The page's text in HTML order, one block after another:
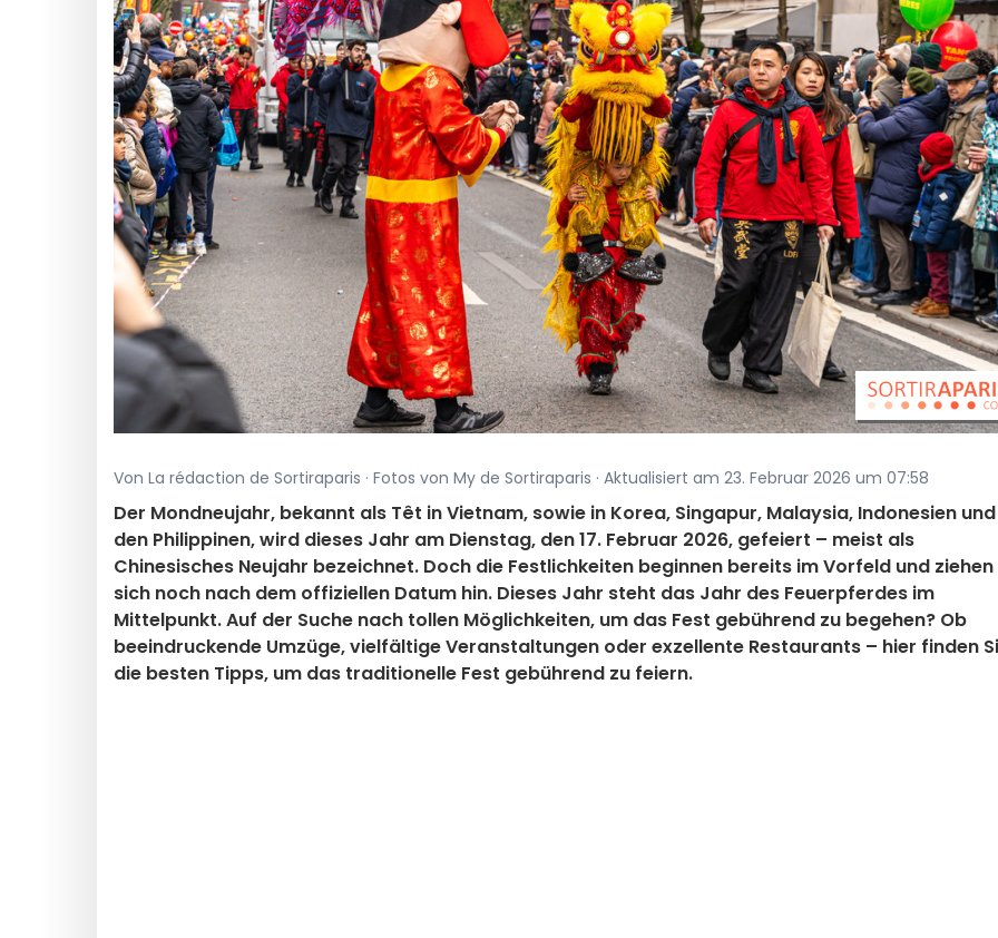
Von La rédaction de Sortiraparis · Fotos von My de Sortiraparis · Aktualisiert am 23. Februar 2026 um 07:58
Der Mondneujahr, bekannt als Têt in Vietnam, sowie in Korea, Singapur, Malaysia, Indonesien
den Philippinen, wird dieses Jahr am Dienstag, den 17. Februar 2026, gefeiert – meist als
Chinesisches Neujahr bezeichnet. Doch die Festlichkeiten beginnen bereits im Vorfeld und ziehen
sich noch nach dem offiziellen Datum hin. Dieses Jahr steht das Jahr des Feuerpferdes im
Mittelpunkt. Auf der Suche nach tollen Möglichkeiten, um das Fest gebührend zu begehen? Ob
beeindruckende Umzüge, vielfältige Veranstaltungen oder exzellente Restaurants – hier finden
die besten Tipps, um das traditionelle Fest gebührend zu feiern.